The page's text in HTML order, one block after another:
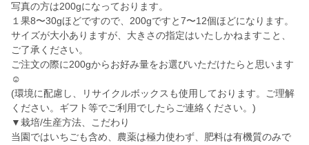
写真の方は200gになっております。
１果8〜30gほどですので、200gですと7〜12個ほどになります。
サイズが大小ありますが、大きさの指定はいたしかねますこと、
ご了承ください。
ご注文の際に200gからお好み量をお選びいただけたらと思います
☺️
(環境に配慮し、リサイクルボックスも使用しております。ご理解
ください。ギフト等でご利用でしたらご連絡ください。)
▼栽培/生産方法、こだわり
当園ではいちごも含め、農薬は極力使わず、肥料は有機質のみで